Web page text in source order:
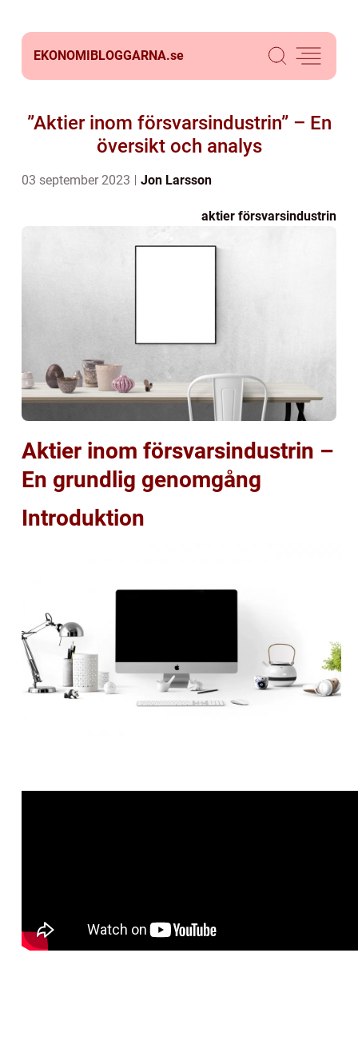
EKONOMIBLOGGARNA.se
”Aktier inom försvarsindustrin” – En
översikt och analys
03 september 2023 Jon Larsson
aktier försvarsindustrin
Aktier inom försvarsindustrin –
En grundlig genomgång
Introduktion